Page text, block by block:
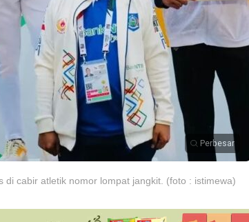
Perbesar
cabir atletik nomor lompat jangkit. (foto : istimewa)